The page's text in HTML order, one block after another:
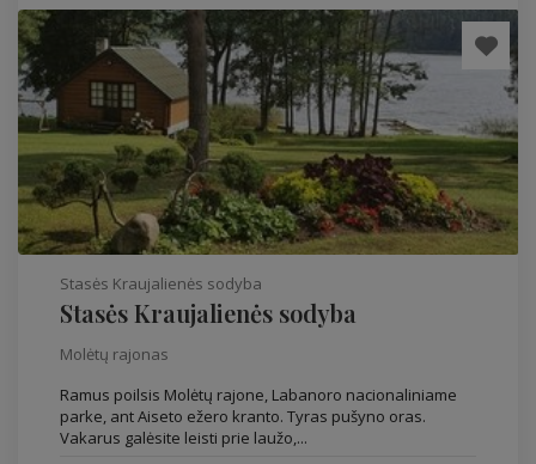
Stasės Kraujalienės sodyba
Stasės Kraujalienės sodyba
Molėtų rajonas
Ramus poilsis Molėtų rajone, Labanoro nacionaliniame
parke, ant Aiseto ežero kranto. Tyras pušyno oras.
Vakarus galėsite leisti prie laužo,...